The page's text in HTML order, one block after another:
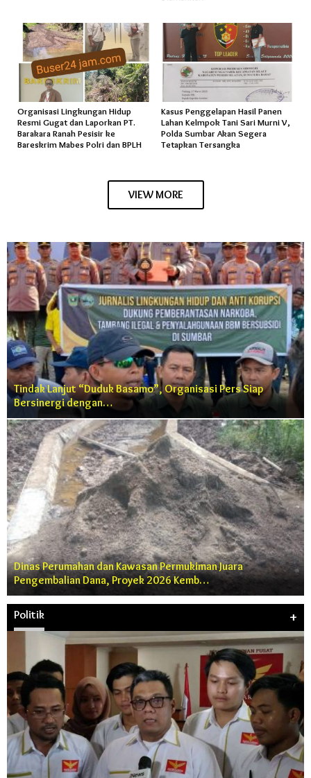
Organisasi Lingkungan Hidup
Resmi Gugat dan Laporkan PT.
Barakara Ranah Pesisir ke
Bareskrim Mabes Polri dan BPLH
Kasus Penggelapan Hasil Panen
Lahan Kelmpok Tani Sari Murni V,
Polda Sumbar Akan Segera
Tetapkan Tersangka
VIEW MORE
Tindak Lanjut “Duduk Basamo”, Organisasi Pers Siap
Bersinergi dengan…
Dinas Perumahan dan Kawasan Permukiman Juara
Pengembalian Dana, Proyek 2026 Kemb…
Politik +